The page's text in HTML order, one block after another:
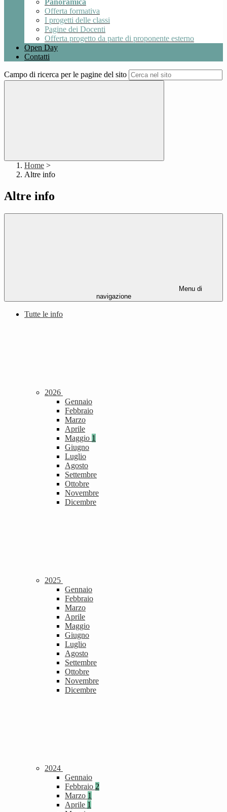
Panoramica
Offerta formativa
I progetti delle classi
Pagine dei Docenti
Offerta progetto da parte di proponente esterno
Open Day
Contatti
Campo di ricerca per le pagine del sito
Home >
Altre info
Altre info
Menu di
navigazione
Tutte le info
2026
Gennaio
Febbraio
Marzo
Aprile
Maggio 1
Giugno
Luglio
Agosto
Settembre
Ottobre
Novembre
Dicembre
2025
Gennaio
Febbraio
Marzo
Aprile
Maggio
Giugno
Luglio
Agosto
Settembre
Ottobre
Novembre
Dicembre
2024
Gennaio
Febbraio 2
Marzo 1
Aprile 1